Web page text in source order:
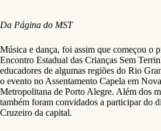
Da Página do MST
Música e dança, foi assim que começou o
Encontro Estadual das Crianças Sem
educadores de algumas regiões do Rio
o evento no Assentamento Capela em
Metropolitana de Porto Alegre. Além dos
também foram convidados a participar do
Cruzeiro da capital.